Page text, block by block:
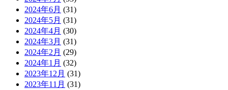
2024年6月 (31)
2024年5月 (31)
2024年4月 (30)
2024年3月 (31)
2024年2月 (29)
2024年1月 (32)
2023年12月 (31)
2023年11月 (31)